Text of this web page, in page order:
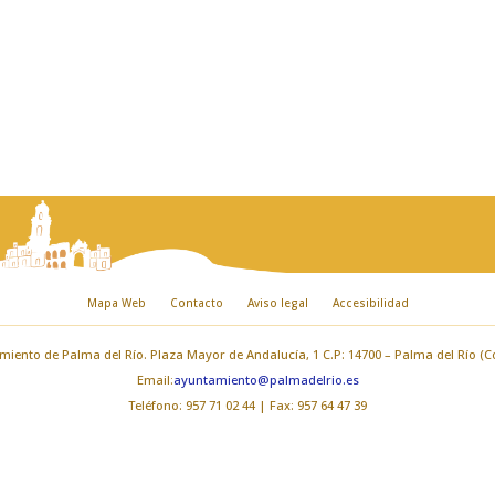
Mapa Web Contacto Aviso legal Accesibilidad
de Palma del Río. Plaza Mayor de Andalucía, 1 C.P: 14700 – Palma del Río
Email:ayuntamiento@palmadelrio.es
Teléfono: 957 71 02 44 | Fax: 957 64 47 39